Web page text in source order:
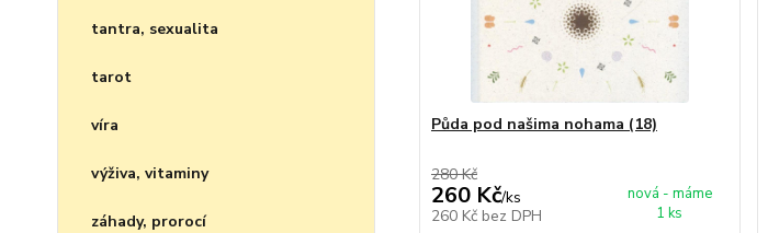
tantra, sexualita
tarot
víra
výživa, vitaminy
záhady, prorocí
Půda pod našima nohama (18)
280 Kč
260 Kč/ks
260 Kč bez DPH
nová - máme
1 ks